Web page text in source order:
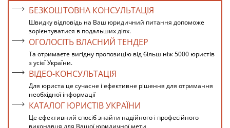
БЕЗКОШТОВНА КОНСУЛЬТАЦІЯ
Швидку відповідь на Ваш юридичний питання допоможе
зорієнтуватися в подальших діях.
ОГОЛОСІТЬ ВЛАСНИЙ ТЕНДЕР
Та отримаєте вигідну пропозицію від більш ніж 5000 юристів
з усієї України.
ВІДЕО-КОНСУЛЬТАЦІЯ
Для юриста це сучасне і ефективне рішення для отримання
необхідної інформації
КАТАЛОГ ЮРИСТІВ УКРАЇНИ
Це ефективний спосіб знайти надійного і професійного
виконавця для Вашої юридичної мети